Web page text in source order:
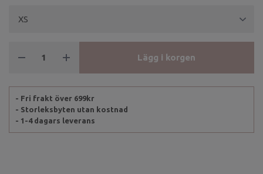
Lägg i korgen
- Fri frakt över 699kr
- Storleksbyten utan kostnad
- 1-4 dagars leverans